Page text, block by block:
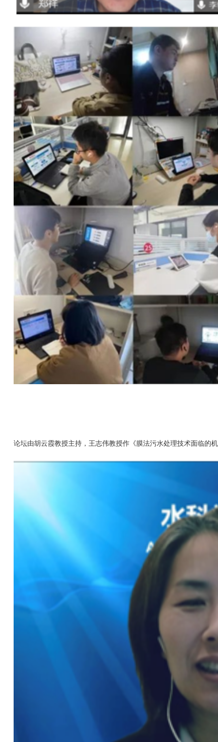
论坛由胡云霞教授主持，王志伟教授作《膜法污水处理技术面临的